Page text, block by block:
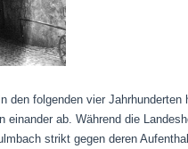
den folgenden vier
ab. Während die
strikt gegen deren